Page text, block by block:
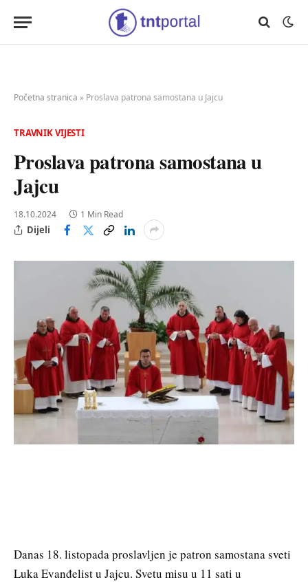
Početna stranica » Proslava patrona samostana u Jajcu
TRAVNIK VIJESTI
Proslava patrona samostana u
Jajcu
18.10.2024 1 Min Read
Dijeli
Danas 18. listopada proslavljen je patron samostana sveti
Luka Evanđelist u Jajcu. Svetu misu u 11 sati u